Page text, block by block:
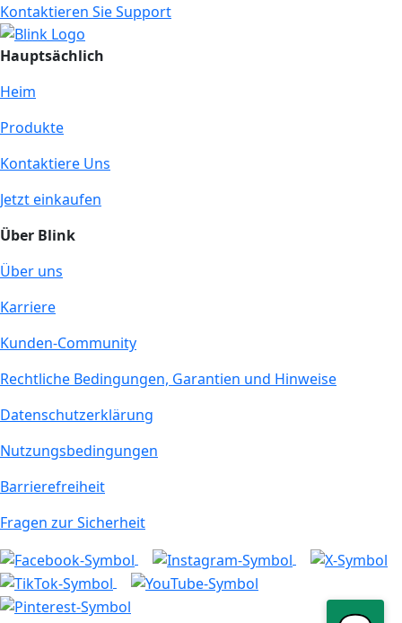
Kontaktieren Sie Support
Hauptsächlich
Heim
Produkte
Kontaktiere Uns
Jetzt einkaufen
Über Blink
Über uns
Karriere
Kunden-Community
Rechtliche Bedingungen, Garantien und Hinweise
Datenschutzerklärung
Nutzungsbedingungen
Barrierefreiheit
Fragen zur Sicherheit